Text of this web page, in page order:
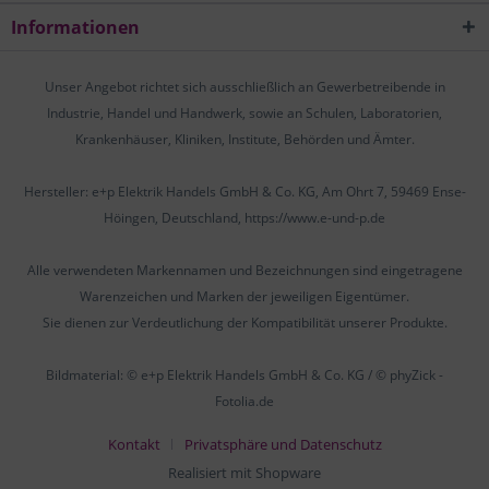
Informationen
Unser Angebot richtet sich ausschließlich an Gewerbetreibende in
Industrie, Handel und Handwerk, sowie an Schulen, Laboratorien,
Krankenhäuser, Kliniken, Institute, Behörden und Ämter.
Hersteller: e+p Elektrik Handels GmbH & Co. KG, Am Ohrt 7, 59469 Ense-
Höingen, Deutschland, https://www.e-und-p.de
Alle verwendeten Markennamen und Bezeichnungen sind eingetragene
Warenzeichen und Marken der jeweiligen Eigentümer.
Sie dienen zur Verdeutlichung der Kompatibilität unserer Produkte.
Bildmaterial: © e+p Elektrik Handels GmbH & Co. KG / © phyZick -
Fotolia.de
Kontakt
Privatsphäre und Datenschutz
Realisiert mit Shopware